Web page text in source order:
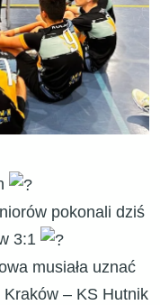
pokonali dziś
3:1
musiała uznać
– KS Hutnik